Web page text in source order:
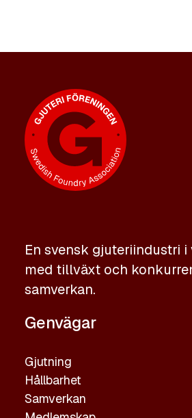
En svensk gjuteriindustri i
med tillväxt och
samverkan.
Genvägar
Gjutning
Hållbarhet
Samverkan